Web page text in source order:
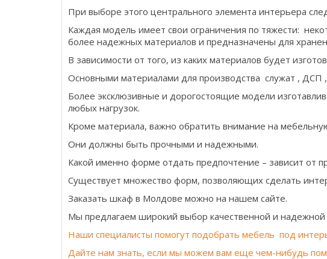
При выборе этого центрального элемента интерьера
Каждая модель имеет свои ограничения по тяжести:
более надежных материалов и предназначены для
В зависимости от того, из каких материалов будет
Основными материалами для производства служат ,
Более эксклюзивные и дорогостоящие модели
любых нагрузок.
Кроме материала, важно обратить внимание на
Они должны быть прочными и надежными.
Какой именно форме отдать предпочтение – зависит от
Существует множество форм, позволяющих сделать
Заказать шкаф в Молдове можно на нашем сайте.
Мы предлагаем широкий выбор качественной и
Наши специалисты помогут подобрать мебель под
Дайте нам знать, если мы можем вам еще чем-нибудь